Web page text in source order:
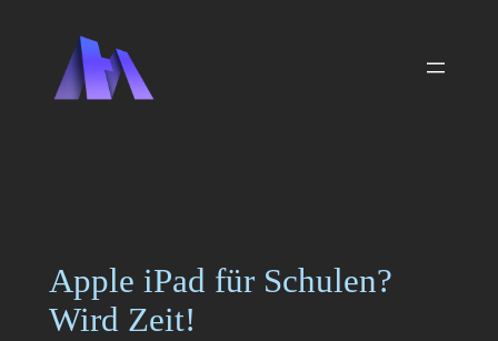
springen
Apple iPad für Schulen?
Wird Zeit!